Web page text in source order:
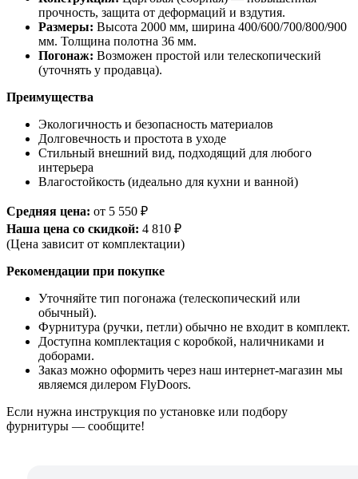
прочность, защита от деформаций и вздутия.
Размеры: Высота 2000 мм, ширина 400/600/700/800/900
мм. Толщина полотна 36 мм.
Погонаж: Возможен простой или телескопический
(уточнять у продавца).
Преимущества
Экологичность и безопасность материалов
Долговечность и простота в уходе
Стильный внешний вид, подходящий для любого
интерьера
Влагостойкость (идеально для кухни и ванной)
Средняя цена: от 5 550 ₽
Наша цена со скидкой: 4 810 ₽
(Цена зависит от комплектации)
Рекомендации при покупке
Уточняйте тип погонажа (телескопический или
обычный).
Фурнитура (ручки, петли) обычно не входит в комплект.
Доступна комплектация с коробкой, наличниками и
доборами.
Заказ можно оформить через наш интернет-магазин мы
являемся дилером FlyDoors.
Если нужна инструкция по установке или подбору
фурнитуры — сообщите!